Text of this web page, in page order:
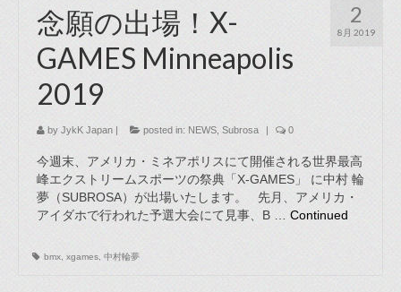
2
8月 2019
念願の出場！X-
GAMES Minneapolis
2019
by JykK Japan | posted in: NEWS Subrosa | 0
今週末、アメリカ・ミネアポリスにて開催される世界最高
峰エクストリームスポーツの祭典「X-GAMES」 に中村 輪
夢（SUBROSA）が出場いたします。 先月、アメリカ・
アイダホで行われた予選大会にて見事、B … Continued
bmx xgames 中村輪夢